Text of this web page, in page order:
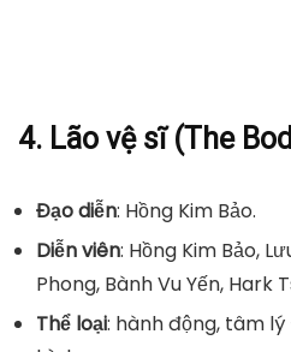
4. Lão vệ sĩ (The
Đạo diễn: Hồng Kim Bảo.
Diễn viên: Hồng Kim Bảo,
Phong, Bành Vu Yến, Hark
Thể loại: hành động, tâm